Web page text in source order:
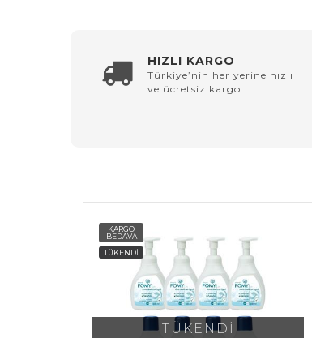
HIZLI KARGO
Türkiye’nin her yerine hızlı
ve ücretsiz kargo
KARGO
BEDAVA
TÜKENDİ
TÜKENDİ